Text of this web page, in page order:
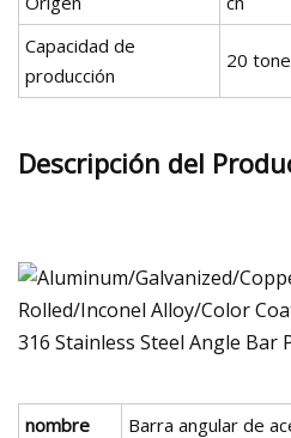
Capacidad de
producción
20
Descripción del
nombre
Barra angular de